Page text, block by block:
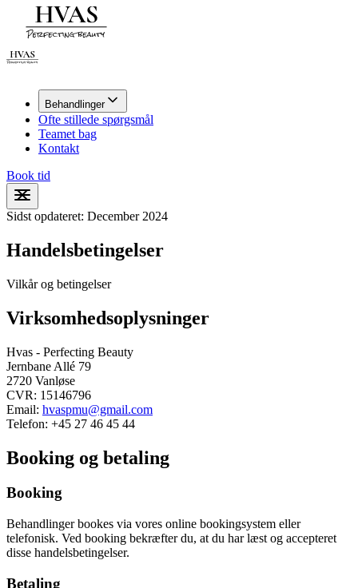
Behandlinger
Ofte stillede spørgsmål
Teamet bag
Kontakt
Book tid
Sidst opdateret: December 2024
Handelsbetingelser
Vilkår og betingelser
Virksomhedsoplysninger
Hvas - Perfecting Beauty
Jernbane Allé 79
2720 Vanløse
CVR: 15146796
Email: hvaspmu@gmail.com
Telefon: +45 27 46 45 44
Booking og betaling
Booking
Behandlinger bookes via vores online bookingsystem eller
telefonisk. Ved booking bekræfter du, at du har læst og accepteret
disse handelsbetingelser.
Betaling